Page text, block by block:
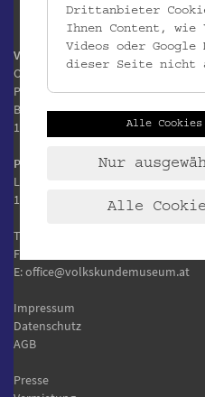
Volkskundemuseum Wien
Otto Wagner Areal
Pavillon 1
Baumgartner Höhe 1
1140 Wien
Postanschrift:
Laudongasse 15-19
1080 Wien
T:
F: +43 1 406 89 05.88
E:office@volkskundemuseum.at
Impressum
Datenschutz
AGB
Presse
Drittanbieter
Ihnen Content, wie
Videos oder Google
dieser Seite nicht
Alle
Nur
Alle